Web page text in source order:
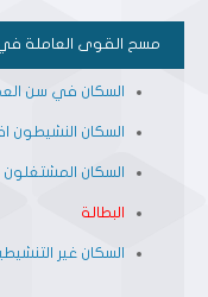
مسح القوى العاملة في دولة
السكان في سن العمل (15
السكان النشيطون
السكان المشتغلون
البطالة
السكان غير